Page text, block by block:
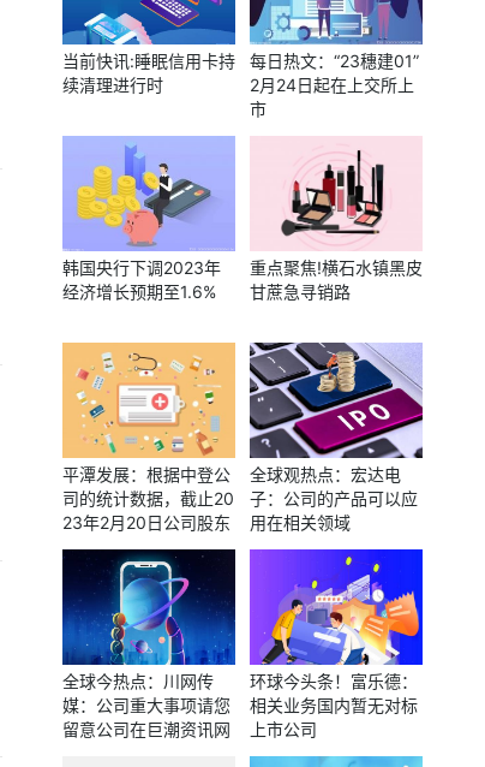
当前快讯:睡眠信用卡持
续清理进行时
每日热文：“23穗建01”
2月24日起在上交所上
市
韩国央行下调2023年
经济增长预期至1.6%
重点聚焦!横石水镇黑皮
甘蔗急寻销路
平潭发展：根据中登公
司的统计数据，截止20
23年2月20日公司股东
人数为98460人
全球观热点：宏达电
子：公司的产品可以应
用在相关领域
全球今热点：川网传
媒：公司重大事项请您
留意公司在巨潮资讯网
环球今头条！富乐德：
相关业务国内暂无对标
上市公司